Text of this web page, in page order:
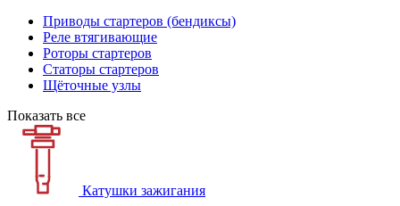
Приводы стартеров (бендиксы)
Реле втягивающие
Роторы стартеров
Статоры стартеров
Щёточные узлы
Показать все
Катушки зажигания